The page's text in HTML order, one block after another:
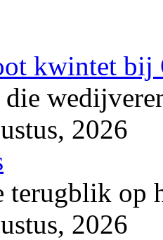
kwintet bij
die
2026
terugblik op
2026